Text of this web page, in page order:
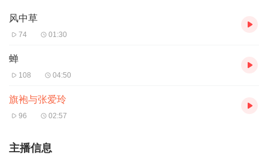
风中草
74 01:30
蝉
108 04:50
旗袍与张爱玲
96 02:57
主播信息